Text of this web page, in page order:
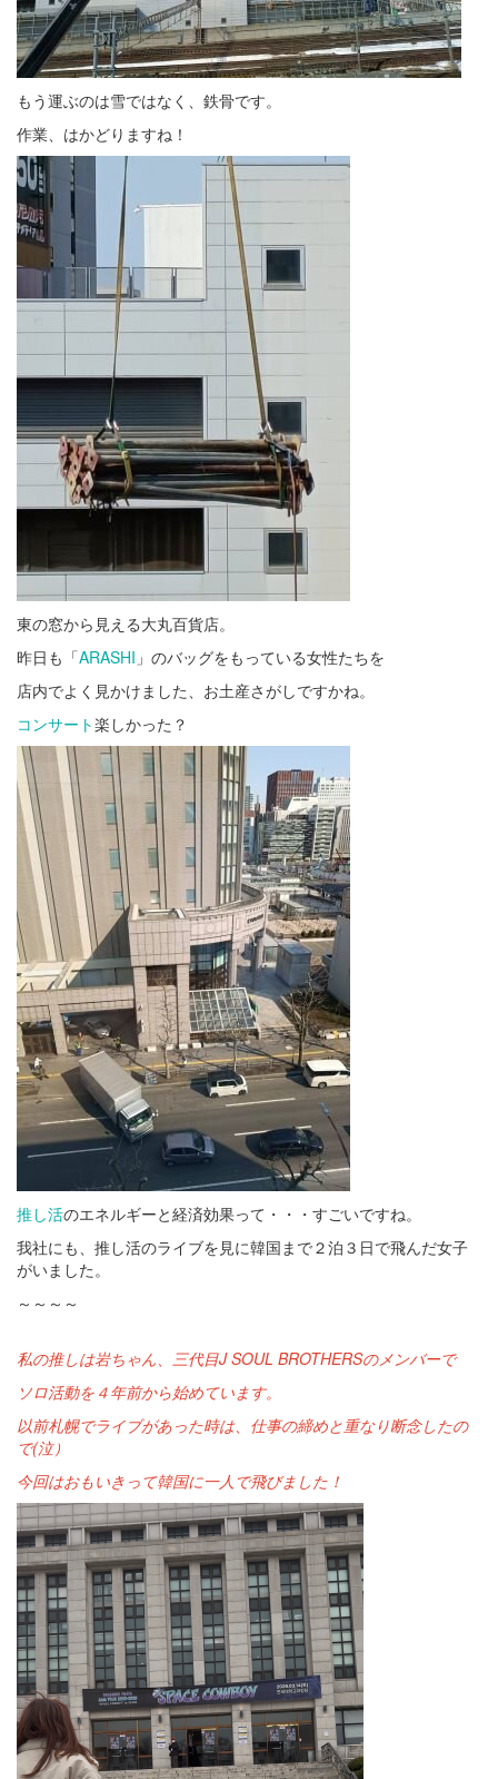
もう運ぶのは雪ではなく、鉄骨です。
作業、はかどりますね！
東の窓から見える大丸百貨店。
昨日も「ARASHI 」のバッグをもっている女性たちを
店内でよく見かけました、お土産さがしですかね。
コンサート楽しかった？
推し活のエネルギーと経済効果って・・・すごいですね。
我社にも、推し活のライブを見に韓国まで２泊３日で飛んだ女子
がいました。
～～～～
私の推しは岩ちゃん、三代目J SOUL BROTHERSのメンバーで
ソロ活動を４年前から始めています。
以前札幌でライブがあった時は、仕事の締めと重なり断念したの
で(泣）
今回はおもいきって韓国に一人で飛びました！